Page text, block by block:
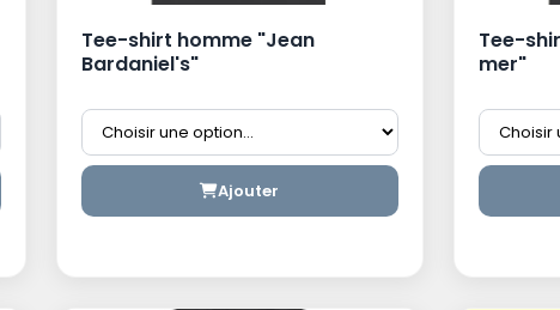
Tee-shirt homme "Jean
Bardaniel's"
Ajouter
Tee-
mer"